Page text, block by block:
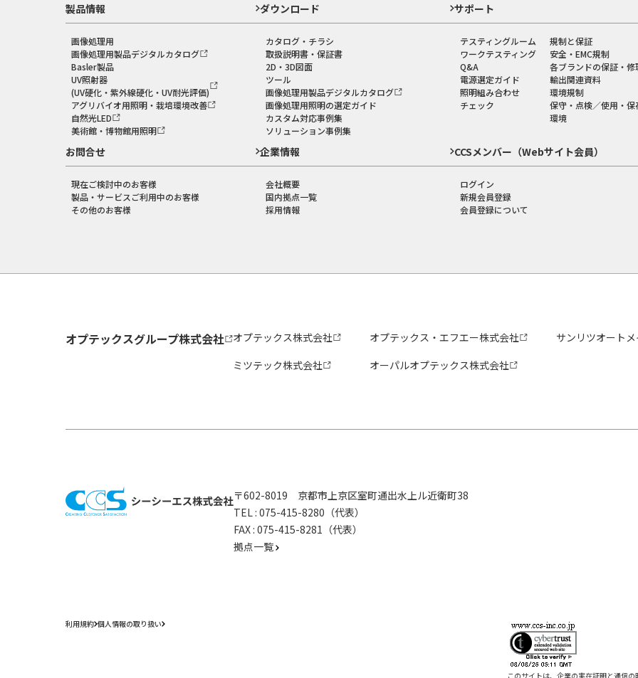
製品情報
画像処理用
画像処理用製品デジタルカタログ
Basler製品
UV照射器
(UV硬化・紫外線硬化・UV耐光評価)
アグリバイオ用照明・栽培環境改善
自然光LED
美術館・博物館用照明
ダウンロード
カタログ・チラシ
取扱説明書・保証書
2D・3D図面
ツール
画像処理用製品デジタルカタログ
画像処理用照明の選定ガイド
カスタム対応事例集
ソリューション事例集
サポート
テスティングルーム
ワークテスティング
Q&A
電源選定ガイド
照明組み合わせ
チェック
規制と保証
安全・EMC規制
各ブランドの保証・修
輸出関連資料
環境規制
保守・点検／使用・保
環境
お問合せ
現在ご検討中のお客様
製品・サービスご利用中のお客様
その他のお客様
企業情報
会社概要
国内拠点一覧
採用情報
CCSメンバー（Webサイト会員）
ログイン
新規会員登録
会員登録について
オプテックスグループ株式会社 オプテックス株式会社 オプテックス・エフエー株式会社
サンリツオート
ミツテック株式会社
オーパルオプテックス株式会社
〒602-8019 京都市上京区室町通出水上ル近衛町38
TEL : 075-415-8280（代表）
FAX : 075-415-8281（代表）
拠点一覧
利用規約 個人情報の取り扱い
このサイトは、企業の実在証明と通信